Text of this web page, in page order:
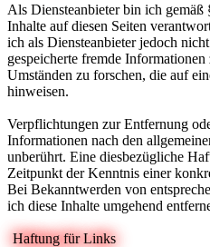
Als Diensteanbieter bin ich
Inhalte auf diesen Seiten
ich als Diensteanbieter jedoch
gespeicherte fremde
Umständen zu forschen, die auf
hinweisen.
Verpflichtungen zur Entfernung
Informationen nach den
unberührt. Eine diesbezügliche
Zeitpunkt der Kenntnis einer
Bei Bekanntwerden von
ich diese Inhalte umgehend
Haftung für Links